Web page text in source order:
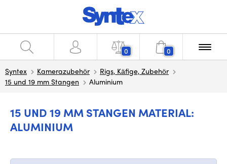
0 0
Syntex Kamerazubehör
Rigs, Käfige, Zubehör
15 und 19 mm Stangen
Aluminium
15 UND 19 MM STANGEN MATERIAL:
ALUMINIUM